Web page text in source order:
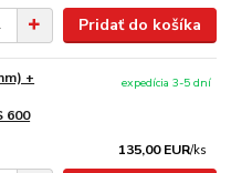
Pridať do košíka
+
600
135,00 EUR/ks
expedícia 3-5 dní